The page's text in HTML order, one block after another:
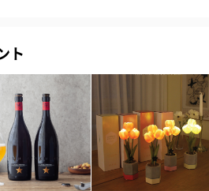
けします。
ト